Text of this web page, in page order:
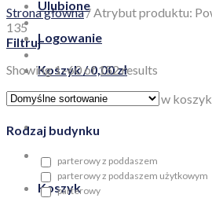
Ulubione
Logowanie
Koszyk /0,00zł
Brak produktów w
Koszyk
Strona główna/Atrybut produktu:
135
Filtruj
Showing 1–60 of 152 results
Rodzaj budynku
parterowy z poddaszem
parterowy z poddaszem użytkowym
parterowy